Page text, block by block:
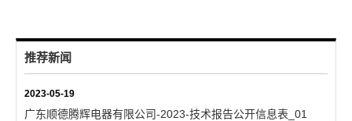
推荐新闻
2023-05-19
广东顺德腾辉电器有限公司-2023-技术报告公开信息表_01